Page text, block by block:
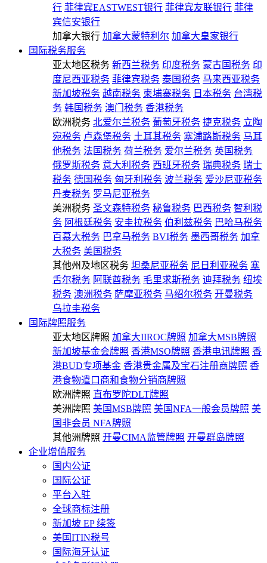
行 菲律宾EASTWEST银行 菲律宾友联银行 菲律
宾信安银行
加拿大银行 加拿大蒙特利尔 加拿大皇家银行
国际税务服务
亚太地区税务 新西兰税务 印度税务 蒙古国税务 印
度尼西亚税务 菲律宾税务 泰国税务 马来西亚税务
新加坡税务 越南税务 柬埔寨税务 日本税务 台湾税
务 韩国税务 澳门税务 香港税务
欧洲税务 北爱尔兰税务 葡萄牙税务 捷克税务 立陶
宛税务 卢森堡税务 土耳其税务 塞浦路斯税务 马耳
他税务 法国税务 荷兰税务 爱尔兰税务 英国税务
俄罗斯税务 意大利税务 西班牙税务 瑞典税务 瑞士
税务 德国税务 匈牙利税务 波兰税务 爱沙尼亚税务
丹麦税务 罗马尼亚税务
美洲税务 圣文森特税务 秘鲁税务 巴西税务 智利税
务 阿根廷税务 安圭拉税务 伯利兹税务 巴哈马税务
百慕大税务 巴拿马税务 BVI税务 墨西哥税务 加拿
大税务 美国税务
其他州及地区税务 坦桑尼亚税务 尼日利亚税务 塞
舌尔税务 阿联酋税务 毛里求斯税务 迪拜税务 纽埃
税务 澳洲税务 萨摩亚税务 马绍尔税务 开曼税务
乌拉圭税务
国际牌照服务
亚太地区牌照 加拿大IIROC牌照 加拿大MSB牌照
新加坡基金会牌照 香港MSO牌照 香港电讯牌照 香
港BUD专项基金 香港贵金属及宝石注册商牌照 香
港食物遣口商和食物分销商牌照
欧洲牌照 直布罗陀DLT牌照
美洲牌照 美国MSB牌照 美国NFA一般会员牌照 美
国非会员 NFA牌照
其他洲牌照 开曼CIMA监管牌照 开曼群岛牌照
企业增值服务
国内公证
国际公证
平台入驻
全球商标注册
新加坡 EP 续签
美国ITIN税号
国际海牙认证